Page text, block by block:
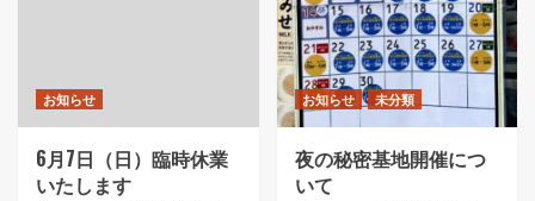
お知らせ
6月7日（日）臨時休業
いたします
お知らせ 未分類
夜の秘密基地開催につ
いて